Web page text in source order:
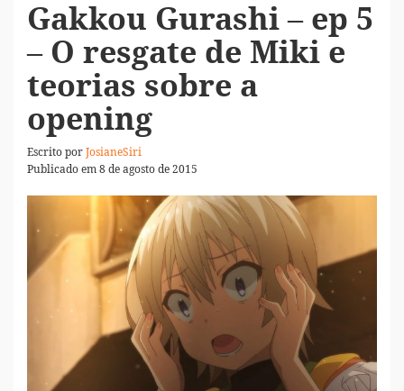
Gakkou Gurashi – ep 5
– O resgate de Miki e
teorias sobre a
opening
Escrito porJosianeSiri
Publicado em 8 de agosto de 2015